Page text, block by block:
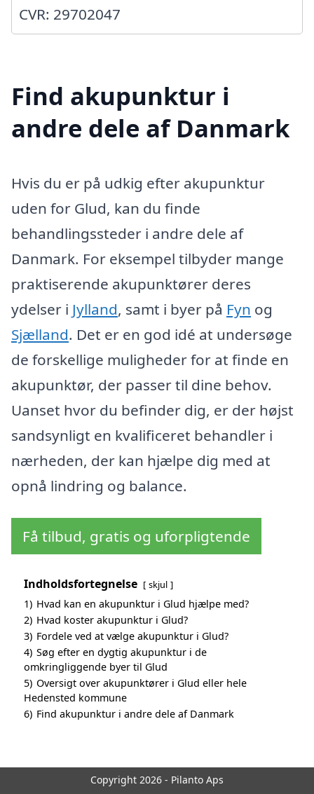
CVR: 29702047
Find akupunktur i
andre dele af Danmark
Hvis du er på udkig efter akupunktur
uden for Glud, kan du finde
behandlingssteder i andre dele af
Danmark. For eksempel tilbyder mange
praktiserende akupunktører deres
ydelser i Jylland, samt i byer på Fyn og
Sjælland. Det er en god idé at undersøge
de forskellige muligheder for at finde en
akupunktør, der passer til dine behov.
Uanset hvor du befinder dig, er der højst
sandsynligt en kvalificeret behandler i
nærheden, der kan hjælpe dig med at
opnå lindring og balance.
Få tilbud, gratis og uforpligtende
Indholdsfortegnelse skjul
1) Hvad kan en akupunktur i Glud hjælpe med?
2) Hvad koster akupunktur i Glud?
3) Fordele ved at vælge akupunktur i Glud?
4) Søg efter en dygtig akupunktur i de
omkringliggende byer til Glud
5) Oversigt over akupunktører i Glud eller hele
Hedensted kommune
6) Find akupunktur i andre dele af Danmark
Copyright 2026 - Pilanto Aps